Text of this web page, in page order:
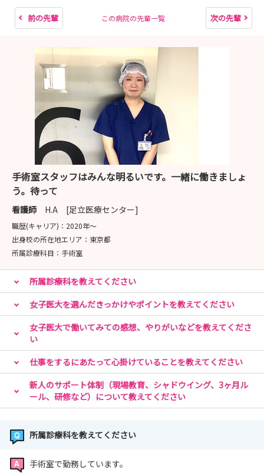
『東京女子医科大学病院』『附属足立医療センター』『附
属八千代医療センター』
個別で就職相談もできますので、ぜひお越しください。
前の先輩 この病院の先輩一覧 次の先輩
手術室スタッフはみんな明るいです。一緒に働きましょ
う。待って
看護師 H.A [足立医療センター]
職歴(キャリア)： 2020年〜
出身校の所在地エリア： 東京都
所属診療科目： 手術室
所属診療科を教えてください
女子医大を選んだきっかけやポイントを教えてください
女子医大で働いてみての感想、やりがいなどを教えてくださ
い
仕事をするにあたって心掛けていることを教えてください
新人のサポート体制（現場教育、シャドウイング、3ヶ月ル
ール、研修など）について教えてください
所属診療科を教えてください
手術室で勤務しています。